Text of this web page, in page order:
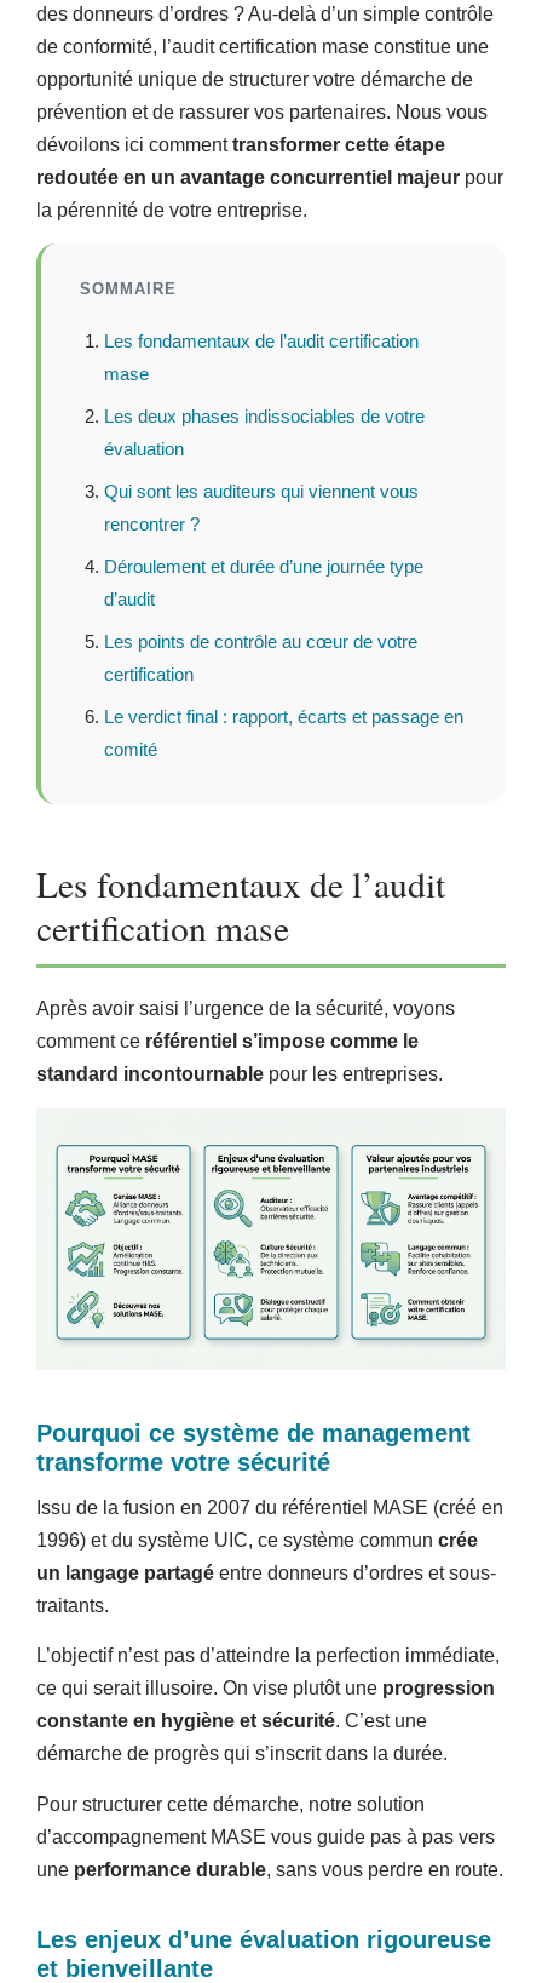
des donneurs d’ordres ? Au-delà d’un simple contrôle
de conformité, l’audit certification mase constitue une
opportunité unique de structurer votre démarche de
prévention et de rassurer vos partenaires. Nous vous
dévoilons ici commenttransformer cette étape
redoutée en un avantage concurrentiel majeur pour
la pérennité de votre entreprise.
SOMMAIRE
Les fondamentaux de l’audit certification
mase
Les deux phases indissociables de votre
évaluation
Qui sont les auditeurs qui viennent vous
rencontrer ?
Déroulement et durée d’une journée type
d’audit
Les points de contrôle au cœur de votre
certification
Le verdict final : rapport, écarts et passage en
comité
Les fondamentaux de l’audit
certification mase
Après avoir saisi l’urgence de la sécurité, voyons
comment ce référentiel s’impose comme le
standard incontournable pour les entreprises.
Pourquoi ce système de management
transforme votre sécurité
Issu de la fusion en 2007 du référentiel MASE (créé en
1996) et du système UIC, ce système communcrée
un langage partagé entre donneurs d’ordres et sous-
traitants.
L’objectif n’est pas d’atteindre la perfection immédiate,
ce qui serait illusoire. On vise plutôt une progression
constante en hygiène et sécurité. C’est une
démarche de progrès qui s’inscrit dans la durée.
Pour structurer cette démarche, notre solution
d’accompagnement MASE vous guide pas à pas vers
une performance durable, sans vous perdre en route.
Les enjeux d’une évaluation rigoureuse
et bienveillante